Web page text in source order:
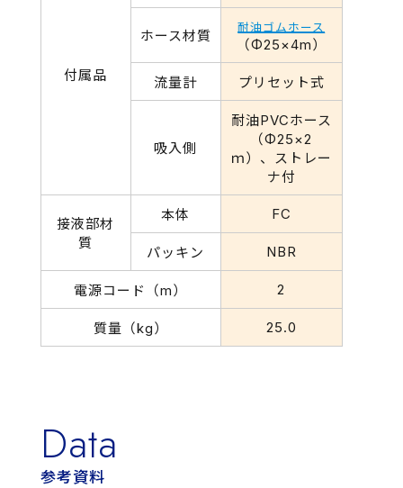
付属品
ホース材質
耐油ゴムホース
（Φ25×4m）
流量計 プリセット式
吸入側
耐油PVCホース
（Φ25×2
ｍ）、ストレー
ナ付
接液部材
質
本体 FC
パッキン NBR
電源コード（m） 2
質量（kg） 25.0
Data
参考資料